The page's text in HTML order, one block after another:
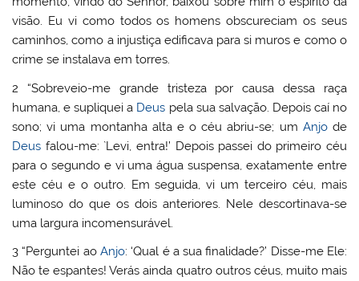
visão. Eu vi como todos os homens obscureciam os seus
caminhos, como a injustiça edificava para si muros e como o
crime se instalava em torres.
2 “Sobreveio-me grande tristeza por causa dessa raça
humana, e supliquei a Deus pela sua salvação. Depois caí no
sono; vi uma montanha alta e o céu abriu-se; um Anjode
Deus falou-me: `Levi, entra!’ Depois passei do primeiro céu
para o segundo e vi uma água suspensa, exatamente entre
este céu e o outro. Em seguida, vi um terceiro céu, mais
luminoso do que os dois anteriores. Nele descortinava-se
uma largura incomensurável.
3 “Perguntei ao Anjo: ‘Qual é a sua finalidade?’ Disse-me Ele:
Não te espantes! Verás ainda quatro outros céus, muito mais